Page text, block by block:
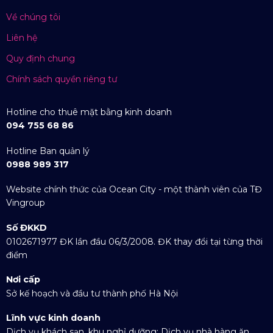
Về chúng tôi
Liên hệ
Quy định chung
Chính sách quyền riêng tư
Hotline cho thuê mặt bằng kinh doanh
094 755 68 86
Hotline Ban quản lý
0988 989 317
Website chính thức của Ocean City - một thành viên của TĐ
Vingroup
Số ĐKKD
0102671977 ĐK lần đầu 06/3/2008. ĐK thay đổi tại từng thời
điểm
Nơi cấp
Sở kế hoạch và đầu tư thành phố Hà Nội
Lĩnh vực kinh doanh